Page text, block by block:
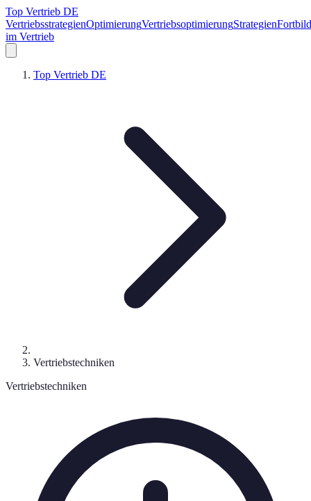
Top Vertrieb DE
VertriebsstrategienOptimierungVertriebsoptimierungStrategien
im Vertrieb
Top Vertrieb DE
Vertriebstechniken
Vertriebstechniken